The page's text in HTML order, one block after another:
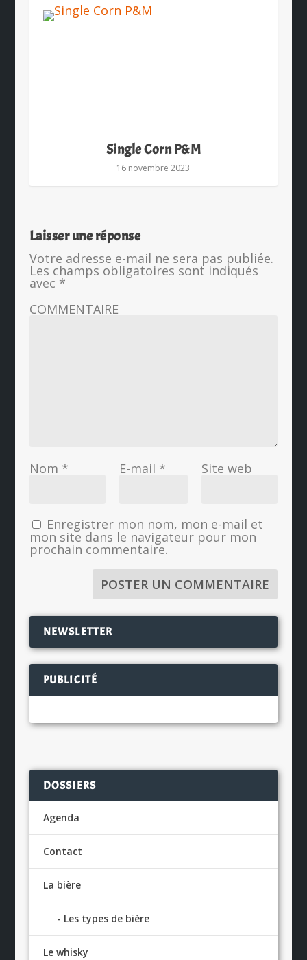
Single Corn P&M
16 novembre 2023
Laisser une réponse
Votre adresse e-mail ne sera pas publiée.
Les champs obligatoires sont indiqués
avec *
COMMENTAIRE
Nom * E-mail * Site web
Enregistrer mon nom, mon e-mail et
mon site dans le navigateur pour mon
prochain commentaire.
NEWSLETTER
PUBLICITÉ
DOSSIERS
Agenda
Contact
La bière
Les types de bière
Le whisky